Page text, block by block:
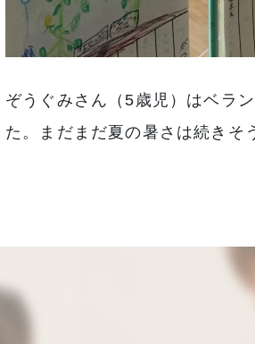
ぞうぐみさん（5歳児）はベラ
た。まだまだ夏の暑さは続きそ